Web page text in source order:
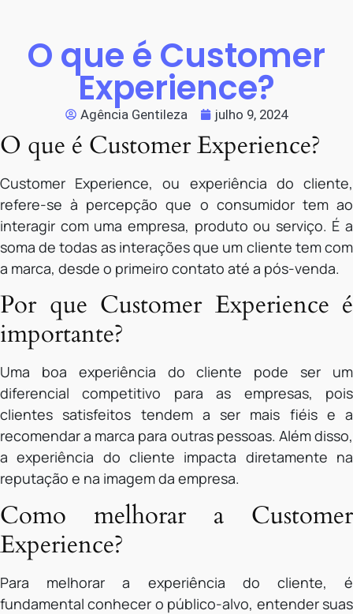
O que é Customer
Experience?
Agência Gentileza julho 9, 2024
O que é Customer Experience?
Customer Experience, ou experiência do cliente,
refere-se à percepção que o consumidor tem ao
interagir com uma empresa, produto ou serviço. É a
soma de todas as interações que um cliente tem com
a marca, desde o primeiro contato até a pós-venda.
Por que Customer Experience é
importante?
Uma boa experiência do cliente pode ser um
diferencial competitivo para as empresas, pois
clientes satisfeitos tendem a ser mais fiéis e a
recomendar a marca para outras pessoas. Além disso,
a experiência do cliente impacta diretamente na
reputação e na imagem da empresa.
Como melhorar a Customer
Experience?
Para melhorar a experiência do cliente, é
fundamental conhecer o público-alvo, entender suas